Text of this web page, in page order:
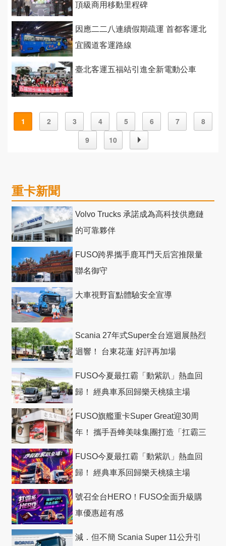
頂級商用移動里程碑
因應二二八連續假期疏運 首都客運北
宜國道客運路線
臺北客運五福站引進全新電動公車
1 2 3 4 5 6 7
8
9
10
重卡新聞
Volvo Trucks 承諾成為高科技供應鏈
的可靠夥伴
FUSO跨界攜手鹿耳門天后宮推限量
聯名御守
大車視野盲點體驗安全宣導
Scania 27年式Super全台巡迴展熱烈
迴響！ 台東花蓮 好評再加場
FUSO今夏最扛霸「動紫趴」熱血回
歸！ 經典車系回歸樂天桃猿主場
FUSO旗艦重卡Super Great迎30周
年！ 攜手吾蜂美味集團打造「扛霸三
FUSO今夏最扛霸「動紫趴」熱血回
歸！ 經典車系回歸樂天桃猿主場
號召全台HERO！FUSO全面升級購
車優惠超有感
減．但不簡 Scania Super 11公升引